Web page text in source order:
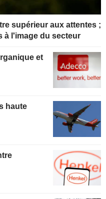
supérieur aux attentes ;
à l'image du secteur
haute